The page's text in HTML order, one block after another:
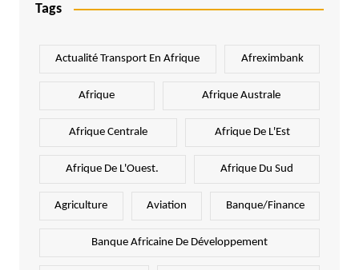
Tags
Actualité Transport En Afrique Afreximbank
Afrique Afrique Australe
Afrique Centrale Afrique De L'Est
Afrique De L'Ouest. Afrique Du Sud
Agriculture Aviation Banque/Finance
Banque Africaine De Développement